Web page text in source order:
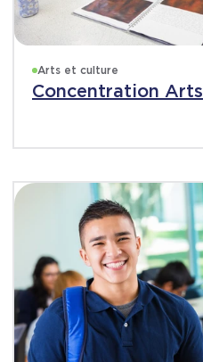
Arts et culture
Concentration Arts